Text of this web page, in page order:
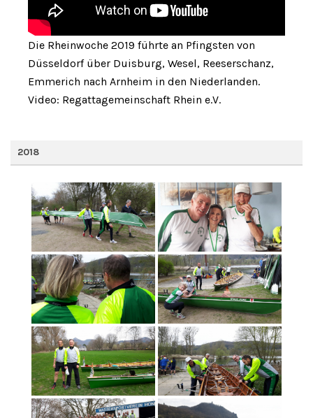
Die Rheinwoche 2019 führte an Pfingsten von
Düsseldorf über Duisburg, Wesel, Reeserschanz,
Emmerich nach Arnheim in den Niederlanden.
Video: Regattagemeinschaft Rhein e.V.
2018